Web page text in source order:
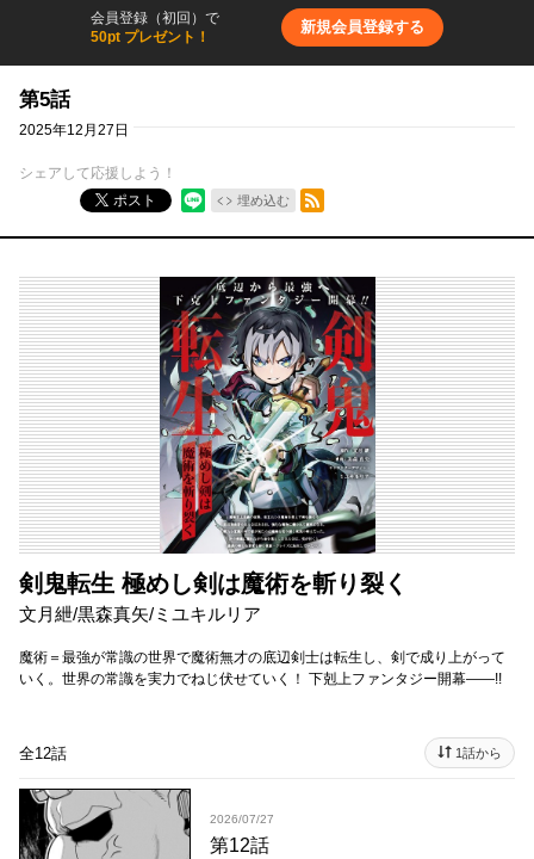
会員登録（初回）で
50pt プレゼント！
新規会員登録する
第5話
2025年12月27日
シェアして応援しよう！
ポスト
埋め込む
RSSフィード
剣鬼転生 極めし剣は魔術を斬り裂く
文月紲/黒森真矢/ミユキルリア
魔術＝最強が常識の世界で魔術無才の底辺剣士は転生し、剣で成り上がって
いく。世界の常識を実力でねじ伏せていく！ 下剋上ファンタジー開幕――!!
全12話 1話から
2026/07/27
第12話